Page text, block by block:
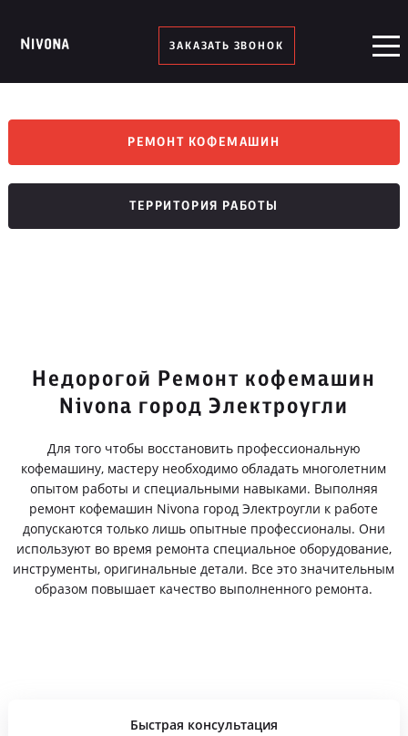
ЗАКАЗАТЬ ЗВОНОК
РЕМОНТ КОФЕМАШИН
ТЕРРИТОРИЯ РАБОТЫ
Недорогой Ремонт кофемашин
Nivona город Электроугли
Для того чтобы восстановить профессиональную
кофемашину, мастеру необходимо обладать многолетним
опытом работы и специальными навыками. Выполняя
ремонт кофемашин Nivona город Электроугли к работе
допускаются только лишь опытные профессионалы. Они
используют во время ремонта специальное оборудование,
инструменты, оригинальные детали. Все это значительным
образом повышает качество выполненного ремонта.
Быстрая консультация